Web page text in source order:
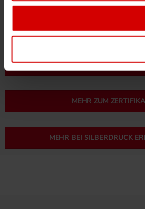
HEIZUNG PER
UMWELTPROJEKTE
MEHR ZUM
MEHR BEI SILBERDRUCK